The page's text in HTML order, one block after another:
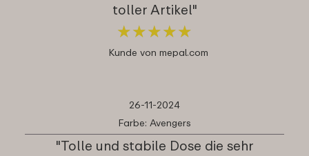
toller Artikel"
★★★★★
★★★★★
Kunde von mepal.com
26-11-2024
Farbe: Avengers
"Tolle und stabile Dose die sehr